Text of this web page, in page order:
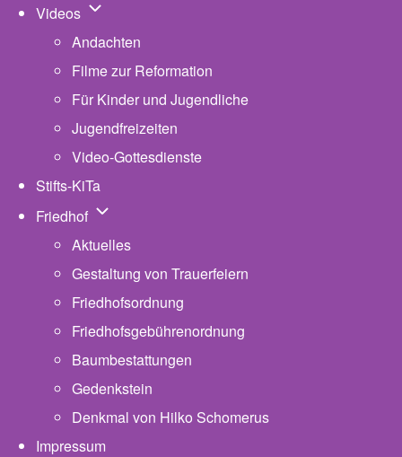
Videos Unternavigation von Videos
Andachten
Filme zur Reformation
Für Kinder und Jugendliche
Jugendfreizeiten
Video-Gottesdienste
Stifts-KiTa
Friedhof Unternavigation von Friedhof
Aktuelles
Gestaltung von Trauerfeiern
Friedhofsordnung
Friedhofsgebührenordnung
Baumbestattungen
Gedenkstein
Denkmal von Hilko Schomerus
Impressum